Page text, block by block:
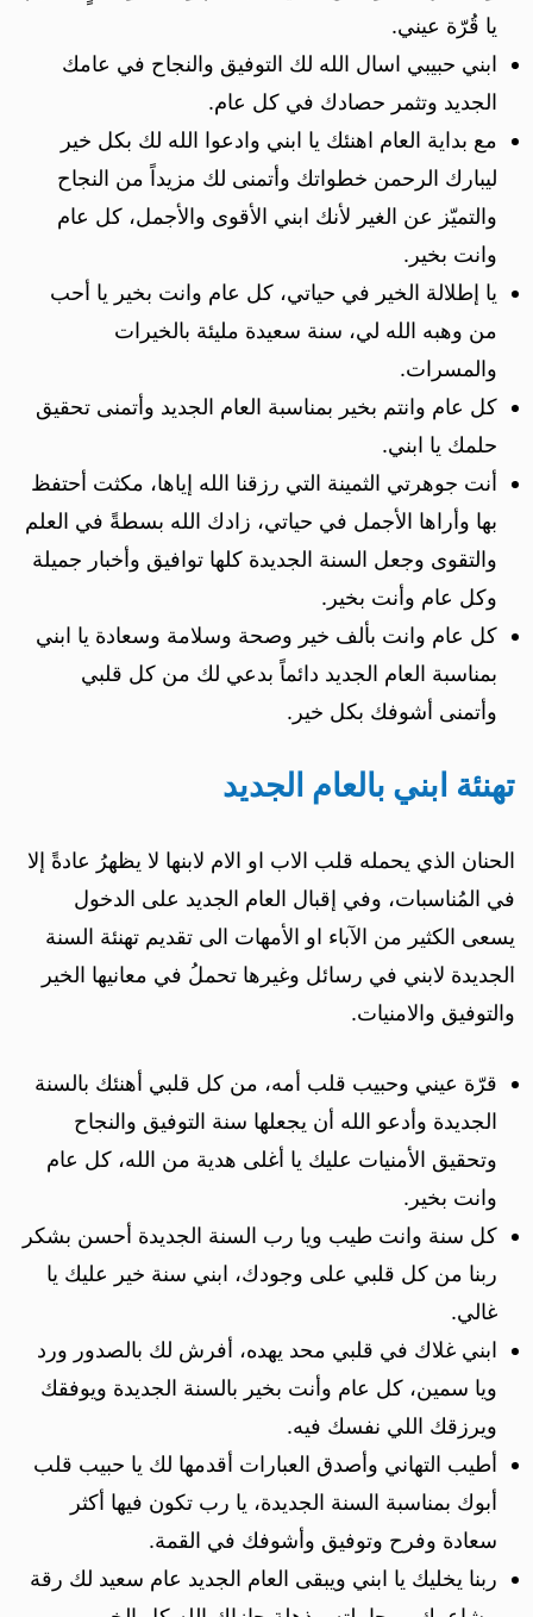
يا قُرّة عيني.
ابني حبيبي اسال الله لك التوفيق والنجاح في عامك
الجديد وتثمر حصادك في كل عام.
مع بداية العام اهنئك يا ابني وادعوا الله لك بكل خير
ليبارك الرحمن خطواتك وأتمنى لك مزيداً من النجاح
والتميّز عن الغير لأنك ابني الأقوى والأجمل، كل عام
وانت بخير.
يا إطلالة الخير في حياتي، كل عام وانت بخير يا أحب
من وهبه الله لي، سنة سعيدة مليئة بالخيرات
والمسرات.
كل عام وانتم بخير بمناسبة العام الجديد وأتمنى تحقيق
حلمك يا ابني.
أنت جوهرتي الثمينة التي رزقنا الله إياها، مكثت أحتفظ
بها وأراها الأجمل في حياتي، زادك الله بسطةً في العلم
والتقوى وجعل السنة الجديدة كلها توافيق وأخبار جميلة
وكل عام وأنت بخير.
كل عام وانت بألف خير وصحة وسلامة وسعادة يا ابني
بمناسبة العام الجديد دائماً بدعي لك من كل قلبي
وأتمنى أشوفك بكل خير.
تهنئة ابني بالعام الجديد
الحنان الذي يحمله قلب الاب او الام لابنها لا يظهرُ عادةً إلا
في المُناسبات، وفي إقبال العام الجديد على الدخول
يسعى الكثير من الآباء او الأمهات الى تقديم تهنئة السنة
الجديدة لابني في رسائل وغيرها تحملُ في معانيها الخير
والتوفيق والامنيات.
قرّة عيني وحبيب قلب أمه، من كل قلبي أهنئك بالسنة
الجديدة وأدعو الله أن يجعلها سنة التوفيق والنجاح
وتحقيق الأمنيات عليك يا أغلى هدية من الله، كل عام
وانت بخير.
كل سنة وانت طيب ويا رب السنة الجديدة أحسن بشكر
ربنا من كل قلبي على وجودك، ابني سنة خير عليك يا
غالي.
ابني غلاك في قلبي محد يهده، أفرش لك بالصدور ورد
ويا سمين، كل عام وأنت بخير بالسنة الجديدة ويوفقك
ويرزقك اللي نفسك فيه.
أطيب التهاني وأصدق العبارات أقدمها لك يا حبيب قلب
أبوك بمناسبة السنة الجديدة، يا رب تكون فيها أكثر
سعادة وفرح وتوفيق وأشوفك في القمة.
ربنا يخليك يا ابني ويبقى العام الجديد عام سعيد لك رقة